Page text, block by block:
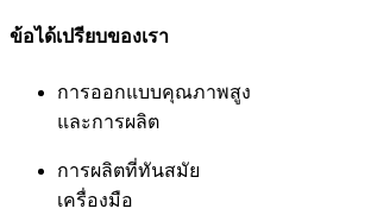
ข้อได้เปรียบของเรา
การออกแบบคุณภาพสูง
และการผลิต
การผลิตที่ทันสมัย
เครื่องมือ